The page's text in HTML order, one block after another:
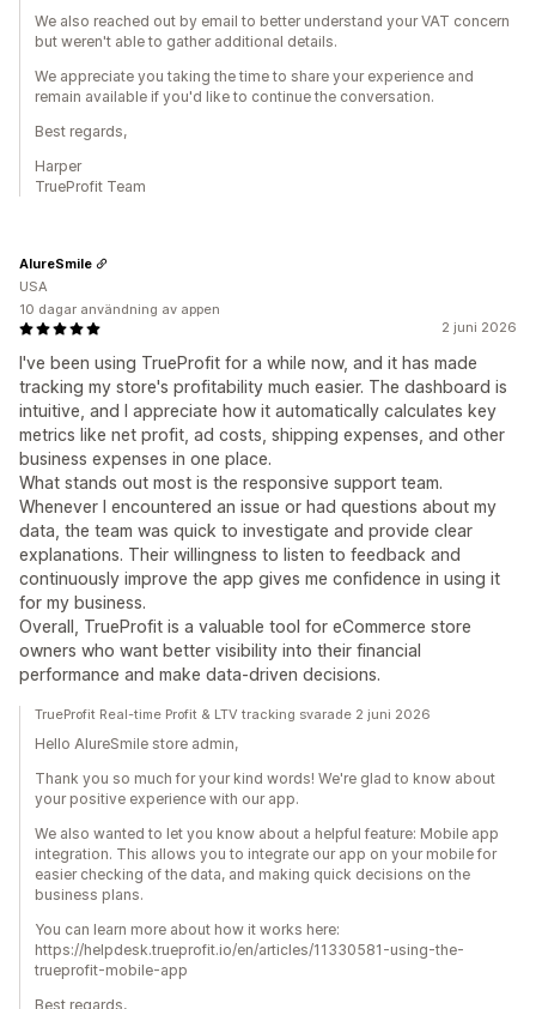
We also reached out by email to better understand your VAT concern
but weren't able to gather additional details.
We appreciate you taking the time to share your experience and
remain available if you'd like to continue the conversation.
Best regards,
Harper
TrueProfit Team
2 juni 2026
I've been using TrueProfit for a while now, and it has made
tracking my store's profitability much easier. The dashboard is
intuitive, and I appreciate how it automatically calculates key
metrics like net profit, ad costs, shipping expenses, and other
business expenses in one place.
What stands out most is the responsive support team.
Whenever I encountered an issue or had questions about my
data, the team was quick to investigate and provide clear
explanations. Their willingness to listen to feedback and
continuously improve the app gives me confidence in using it
for my business.
Overall, TrueProfit is a valuable tool for eCommerce store
owners who want better visibility into their financial
performance and make data-driven decisions.
AlureSmile
USA
10 dagar användning av appen
TrueProfit Real-time Profit & LTV tracking svarade 2 juni 2026
Hello AlureSmile store admin,
Thank you so much for your kind words! We're glad to know about
your positive experience with our app.
We also wanted to let you know about a helpful feature: Mobile app
integration. This allows you to integrate our app on your mobile for
easier checking of the data, and making quick decisions on the
business plans.
You can learn more about how it works here:
https://helpdesk.trueprofit.io/en/articles/11330581-using-the-
trueprofit-mobile-app
Best regards,